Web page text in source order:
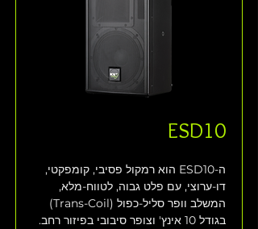
ESD10
ה-ESD10 הוא רמקול פסיבי, קומפקטי,
דו-ערוצי, עם פלט גבוה, לטווח-מלא,
המשלב וופר סליל-כפול (Trans-Coil)
בגודל 10 אינץ' וצופר סיבובי בפיזור רחב.